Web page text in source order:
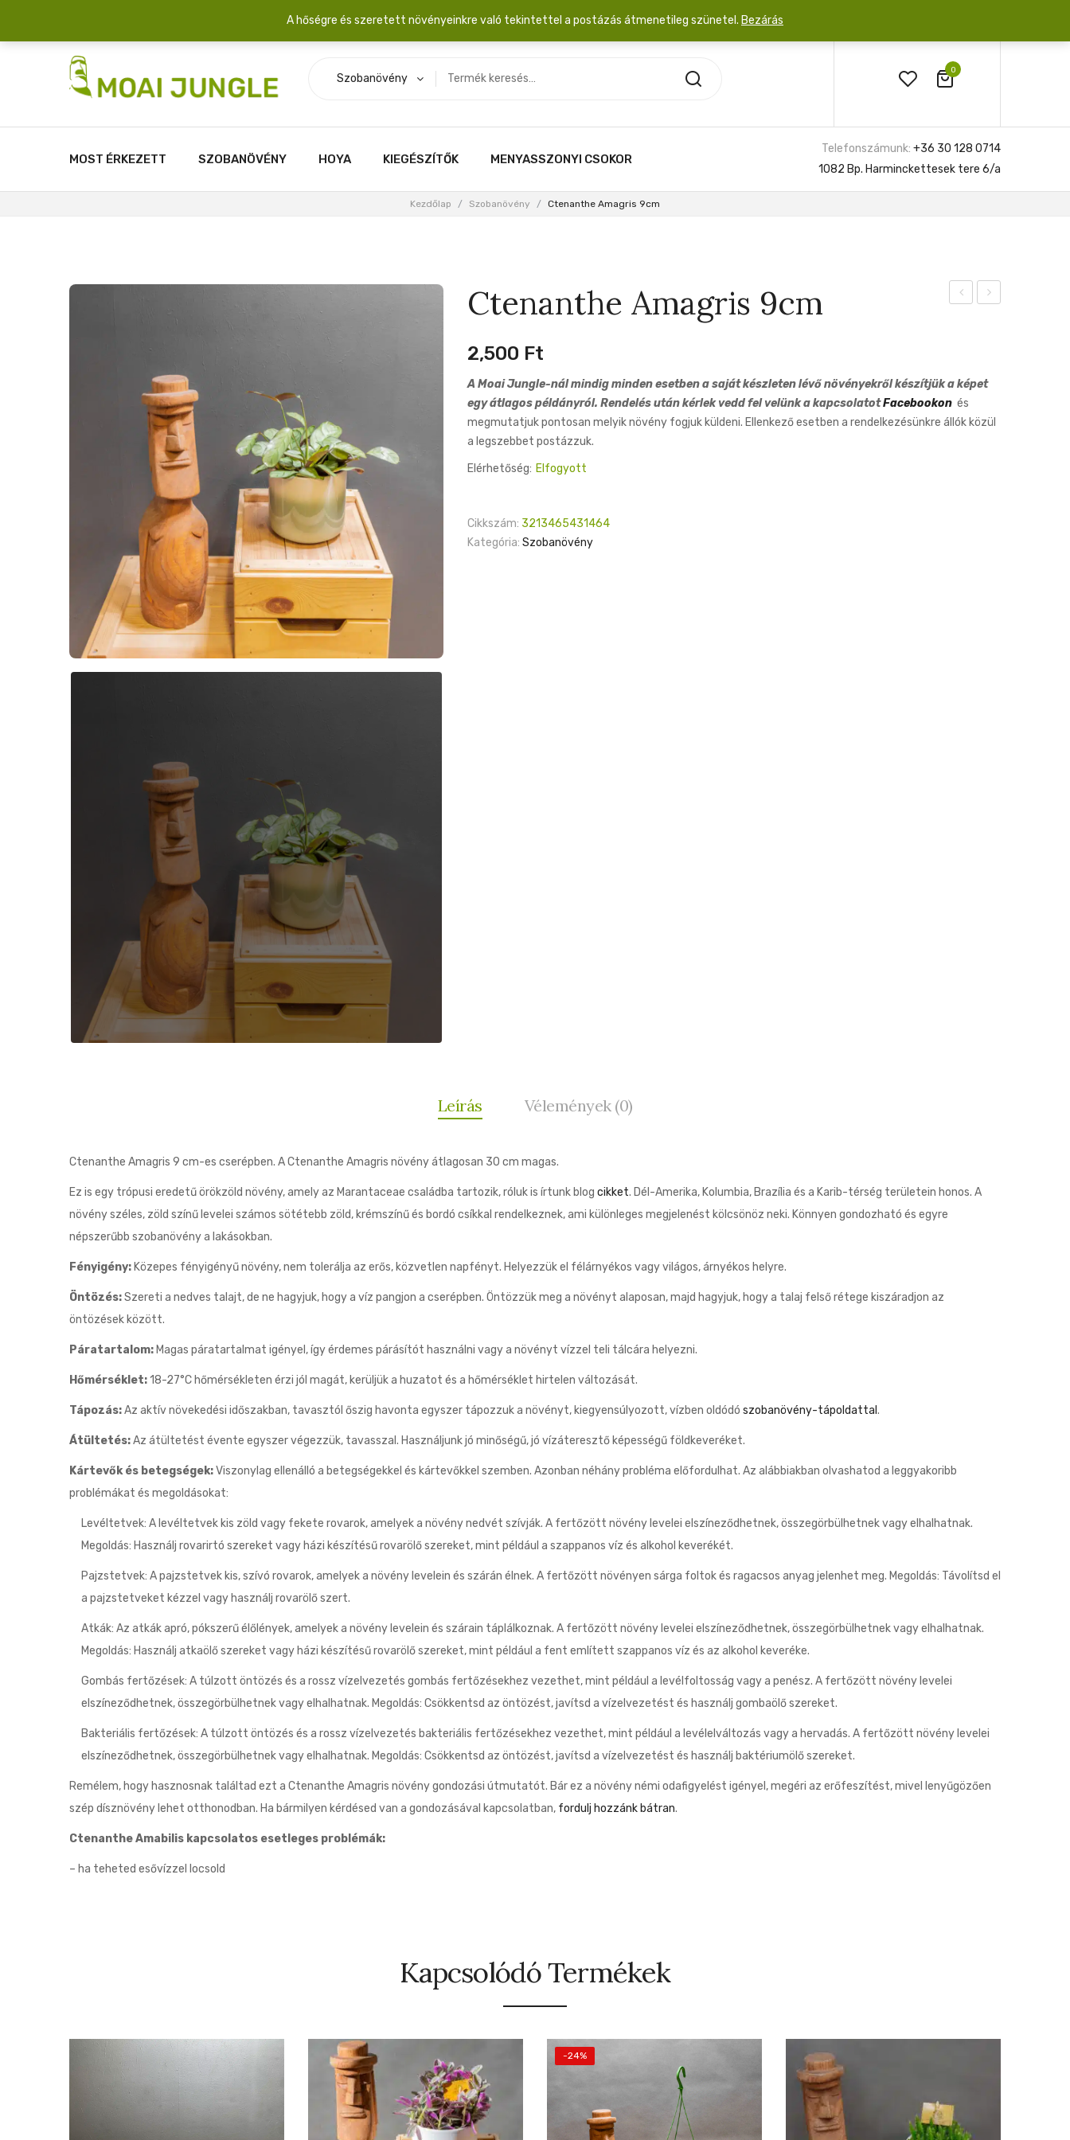
Szállítási díj: 2.200 Ft/csomag átlagosan 3-5 növény fér egy dobozba. 20.000 Ft érték felett INGYEN posta!
0
Szobanövény
MOST ÉRKEZETT SZOBANÖVÉNY HOYA KIEGÉSZÍTŐK MENYASSZONYI CSOKOR
Telefonszámunk: +36 30 128 0714
1082 Bp. Harminckettesek tere 6/a
Kezdőlap / Szobanövény / Ctenanthe Amagris 9cm
Ctenanthe Amagris 9cm
2,500 Ft
A Moai Jungle-nál mindig minden esetben a saját készleten lévő növényekről készítjük a képet
egy átlagos példányról. Rendelés után kérlek vedd fel velünk a kapcsolatotFacebookon és
megmutatjuk pontosan melyik növény fogjuk küldeni. Ellenkező esetben a rendelkezésünkre állók közül
a legszebbet postázzuk.
Elérhetőség: Elfogyott
Cikkszám: 3213465431464
Kategória: Szobanövény
Leírás Vélemények (0)
Ctenanthe Amagris 9 cm-es cserépben. A Ctenanthe Amagris növény átlagosan 30 cm magas.
Ez is egy trópusi eredetű örökzöld növény, amely az Marantaceae családba tartozik, róluk is írtunk blog cikket. Dél-Amerika, Kolumbia, Brazília és a Karib-térség területein honos. A
növény széles, zöld színű levelei számos sötétebb zöld, krémszínű és bordó csíkkal rendelkeznek, ami különleges megjelenést kölcsönöz neki. Könnyen gondozható és egyre
népszerűbb szobanövény a lakásokban.
Fényigény: Közepes fényigényű növény, nem tolerálja az erős, közvetlen napfényt. Helyezzük el félárnyékos vagy világos, árnyékos helyre.
Öntözés:Szereti a nedves talajt, de ne hagyjuk, hogy a víz pangjon a cserépben. Öntözzük meg a növényt alaposan, majd hagyjuk, hogy a talaj felső rétege kiszáradjon az
öntözések között.
Páratartalom: Magas páratartalmat igényel, így érdemes párásítót használni vagy a növényt vízzel teli tálcára helyezni.
Hőmérséklet:18-27°C hőmérsékleten érzi jól magát, kerüljük a huzatot és a hőmérséklet hirtelen változását.
Tápozás:Az aktív növekedési időszakban, tavasztól őszig havonta egyszer tápozzuk a növényt, kiegyensúlyozott, vízben oldódó szobanövény-tápoldattal .
Átültetés:Az átültetést évente egyszer végezzük, tavasszal. Használjunk jó minőségű, jó vízáteresztő képességű földkeveréket.
Kártevők és betegségek:Viszonylag ellenálló a betegségekkel és kártevőkkel szemben. Azonban néhány probléma előfordulhat. Az alábbiakban olvashatod a leggyakoribb
problémákat és megoldásokat:
Levéltetvek: A levéltetvek kis zöld vagy fekete rovarok, amelyek a növény nedvét szívják. A fertőzött növény levelei elszíneződhetnek, összegörbülhetnek vagy elhalhatnak.
Megoldás: Használj rovarirtó szereket vagy házi készítésű rovarölő szereket, mint például a szappanos víz és alkohol keverékét.
Pajzstetvek: A pajzstetvek kis, szívó rovarok, amelyek a növény levelein és szárán élnek. A fertőzött növényen sárga foltok és ragacsos anyag jelenhet meg. Megoldás: Távolítsd el
a pajzstetveket kézzel vagy használj rovarölő szert.
Atkák: Az atkák apró, pókszerű élőlények, amelyek a növény levelein és szárain táplálkoznak. A fertőzött növény levelei elszíneződhetnek, összegörbülhetnek vagy elhalhatnak.
Megoldás: Használj atkaölő szereket vagy házi készítésű rovarölő szereket, mint például a fent említett szappanos víz és az alkohol keveréke.
Gombás fertőzések: A túlzott öntözés és a rossz vízelvezetés gombás fertőzésekhez vezethet, mint például a levélfoltosság vagy a penész. A fertőzött növény levelei
elszíneződhetnek, összegörbülhetnek vagy elhalhatnak. Megoldás: Csökkentsd az öntözést, javítsd a vízelvezetést és használj gombaölő szereket.
Bakteriális fertőzések: A túlzott öntözés és a rossz vízelvezetés bakteriális fertőzésekhez vezethet, mint például a levélelváltozás vagy a hervadás. A fertőzött növény levelei
elszíneződhetnek, összegörbülhetnek vagy elhalhatnak. Megoldás: Csökkentsd az öntözést, javítsd a vízelvezetést és használj baktériumölő szereket.
Remélem, hogy hasznosnak találtad ezt a Ctenanthe Amagris növény gondozási útmutatót. Bár ez a növény némi odafigyelést igényel, megéri az erőfeszítést, mivel lenyűgözően
szép dísznövény lehet otthonodban. Ha bármilyen kérdésed van a gondozásával kapcsolatban, fordulj hozzánk bátran.
Ctenanthe Amabilis kapcsolatos esetleges problémák:
– ha teheted esővízzel locsold
Kapcsolódó Termékek
-24%
A hőségre és szeretett növényeinkre való tekintettel a postázás átmenetileg szünetel. Bezárás